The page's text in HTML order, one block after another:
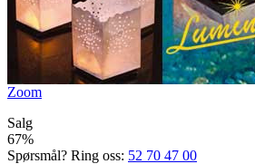
Zoom
Salg
67%
Spørsmål? Ring oss: 52 70 47 00